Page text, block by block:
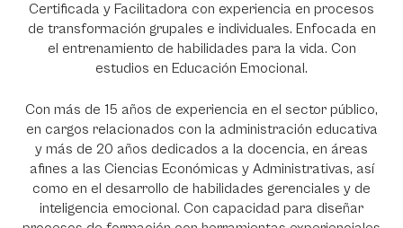
Certificada y Facilitadora con experiencia en procesos
de transformación grupales e individuales. Enfocada en
el entrenamiento de habilidades para la vida. Con
estudios en Educación Emocional.
Con más de 15 años de experiencia en el sector público,
en cargos relacionados con la administración educativa
y más de 20 años dedicados a la docencia, en áreas
afines a las Ciencias Económicas y Administrativas, así
como en el desarrollo de habilidades gerenciales y de
inteligencia emocional. Con capacidad para diseñar